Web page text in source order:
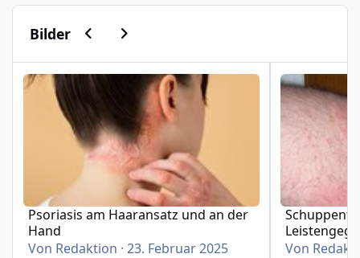
BilderVorherige Karussell-Folie
Nächste Karussell-Folie
Psoriasis am Haaransatz und an der Hand
Psoriasis am Haaransatz und an der
Hand
Von Redaktion ·23. Februar 2025
Von